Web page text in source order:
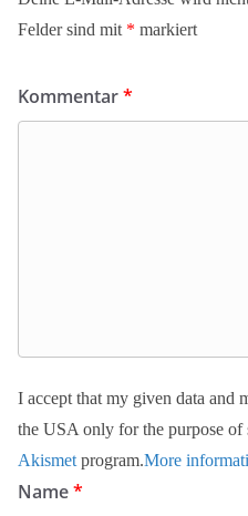
Felder sind mit * markiert
Kommentar*
I accept that my given data and
the USA only for the purpose of
Akismet program.More
Name*